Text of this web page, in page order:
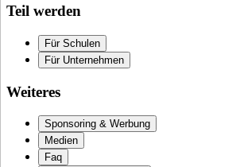
Teil werden
Für Schulen
Für Unternehmen
Weiteres
Sponsoring & Werbung
Medien
Faq